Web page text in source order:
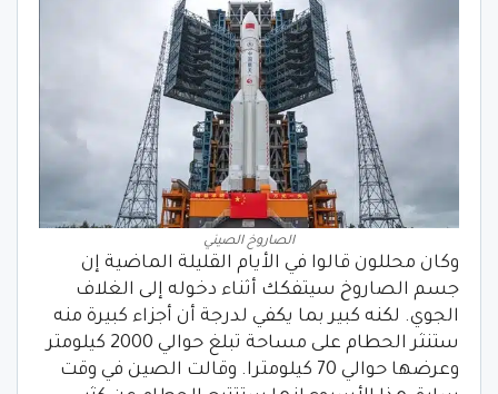
الصاروخ الصيني
وكان محللون قالوا في الأيام القليلة الماضية إن
جسم الصاروخ سيتفكك أثناء دخوله إلى الغلاف
الجوي. لكنه كبير بما يكفي لدرجة أن أجزاء كبيرة منه
ستنثر الحطام على مساحة تبلغ حوالي 2000 كيلومتر
وعرضها حوالي 70 كيلومترا. وقالت الصين في وقت